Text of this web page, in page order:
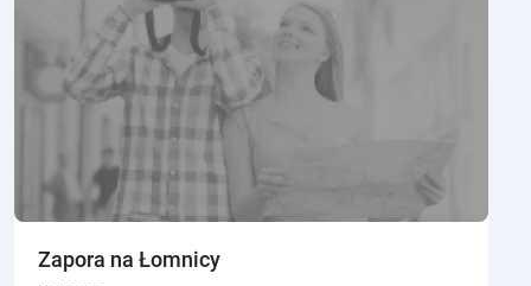
Zapora na Łomnicy